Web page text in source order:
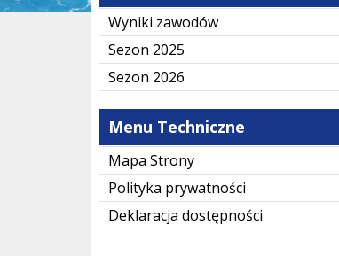
Wyniki zawodów
Sezon 2025
Sezon 2026
Menu Techniczne
Mapa Strony
Polityka prywatności
Deklaracja dostępności